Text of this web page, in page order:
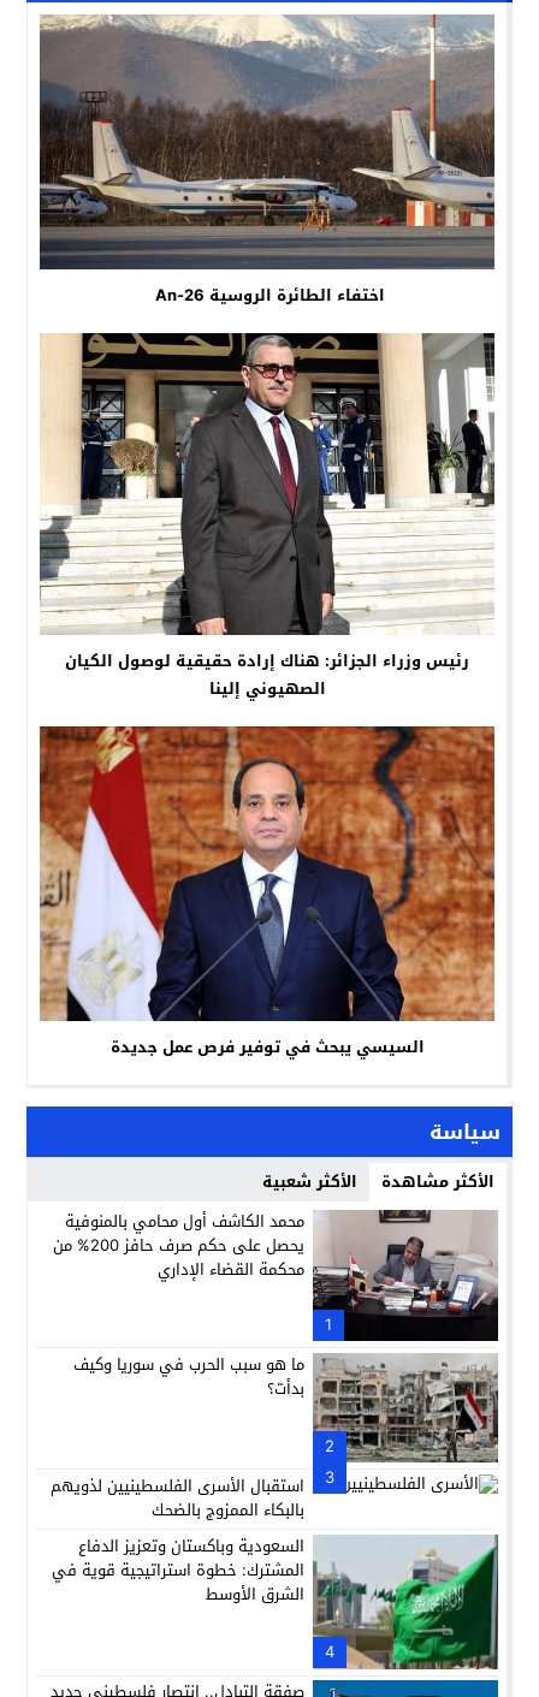
اختفاء الطائرة الروسية An-26
رئيس وزراء الجزائر: هناك إرادة حقيقية لوصول الكيان
الصهيوني إلينا
السيسي يبحث في توفير فرص عمل جديدة
سياسة
الأكثر مشاهدة الأكثر شعبية
1
محمد الكاشف أول محامي بالمنوفية
يحصل على حكم صرف حافز 200% من
محكمة القضاء الإداري
2
ما هو سبب الحرب في سوريا وكيف
بدأت؟
3
استقبال الأسرى الفلسطينيين لذويهم
بالبكاء الممزوج بالضحك
4
السعودية وباكستان وتعزيز الدفاع
المشترك: خطوة استراتيجية قوية في
الشرق الأوسط